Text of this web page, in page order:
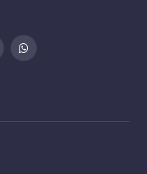
WhatsApp